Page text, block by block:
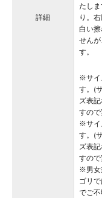
詳細
たし
り。
白い
せん
す。
※サイ
す。(
ズ表
すので
※サイ
す。(
ズ表
すの
※男女
ゴリ
でご不